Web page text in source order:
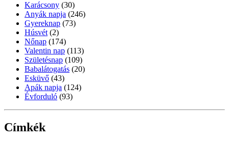
Karácsony (30)
Anyák napja (246)
Gyereknap (73)
Húsvét (2)
Nőnap (174)
Valentin nap (113)
Születésnap (109)
Babalátogatás (20)
Esküvő (43)
Apák napja (124)
Évforduló (93)
Címkék